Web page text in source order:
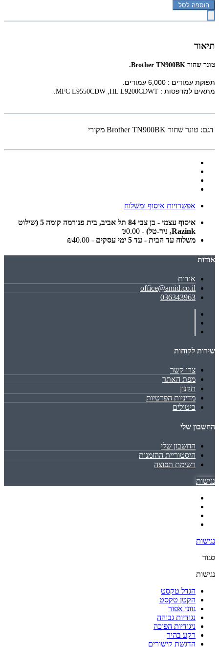
הוספה לסל
תיאור
‏טונר ‏שחור Brother TN900BK.
תפוקת עמודים : 6,000 עמודים.
מתאים למדפסות : HL L9200CDWT
,
MFC L9550CDW
.
דגם: ‏טונר ‏שחור Brother TN900BK מקורי
אפשרויות איסוף ומשלוח
איסוף עצמי - בן צבי 84 תל אביב, בית פנורמה קומה 5 (שילוט
Razink, ניר-טל)
- ₪0.00
משלוח עד הבית - עד 5 ימי עסקים
- ₪40.00
אודות
אודות
office@amid.co.il
036343963
שירות לקוחות
צרו קשר
מפת האתר
תקנון
מדיניות הפרטיות
ביטולים
החשבון שלי
החשבון שלי
היסטוריית ההזמנות
רשימת תפוצה
נגישות
נגישות
סגור
נגישות
הגדל טקסט
הקטן טקסט
גווני אפור
נגודיות גבוהה
ניגודיות הפוכה
רקע בהיר
הדגשת קישורים